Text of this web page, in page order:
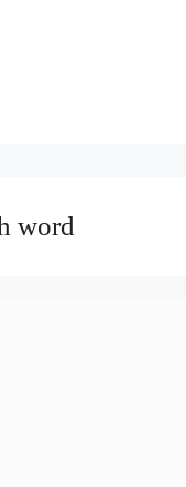
word